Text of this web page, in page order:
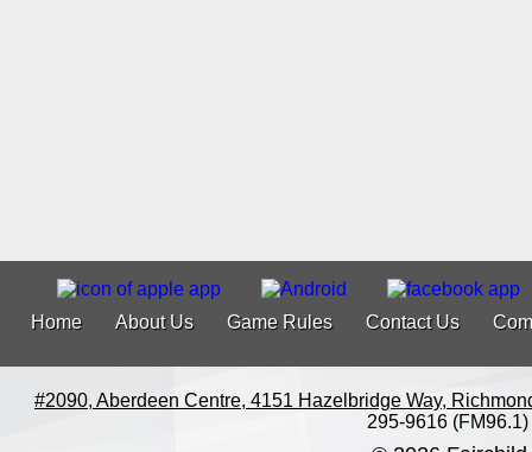
Home About Us Game Rules Contact Us
#2090, Aberdeen Centre, 4151 Hazelbridge Way,
295-9616 (FM96.1)